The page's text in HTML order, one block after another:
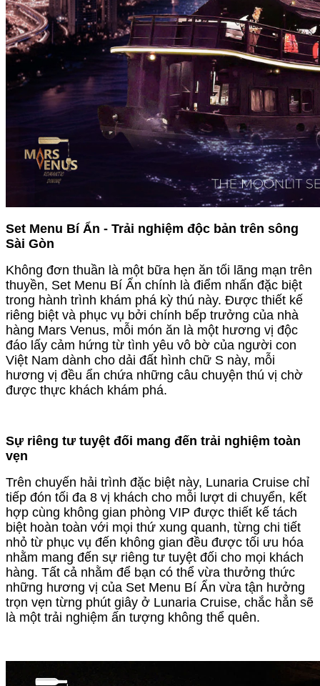
Set Menu Bí Ẩn - Trải nghiệm độc bản trên sông
Sài Gòn
Không đơn thuần là một bữa hẹn ăn tối lãng mạn trên
thuyền, Set Menu Bí Ẩn chính là điểm nhấn đặc biệt
trong hành trình khám phá kỳ thú này. Được thiết kế
riêng biệt và phục vụ bởi chính bếp trưởng của nhà
hàng Mars Venus, mỗi món ăn là một hương vị độc
đáo lấy cảm hứng từ tình yêu vô bờ của người con
Việt Nam dành cho dải đất hình chữ S này, mỗi
hương vị đều ẩn chứa những câu chuyện thú vị chờ
được thực khách khám phá.
Sự riêng tư tuyệt đối mang đến trải nghiệm toàn
vẹn
Trên chuyến hải trình đặc biệt này, Lunaria Cruise chỉ
tiếp đón tối đa 8 vị khách cho mỗi lượt di chuyển, kết
hợp cùng không gian phòng VIP được thiết kế tách
biệt hoàn toàn với mọi thứ xung quanh, từng chi tiết
nhỏ từ phục vụ đến không gian đều được tối ưu hóa
nhằm mang đến sự riêng tư tuyệt đối cho mọi khách
hàng. Tất cả nhằm để bạn có thể vừa thưởng thức
những hương vị của Set Menu Bí Ẩn vừa tận hưởng
trọn vẹn từng phút giây ở Lunaria Cruise, chắc hẳn sẽ
là một trải nghiệm ấn tượng không thể quên.